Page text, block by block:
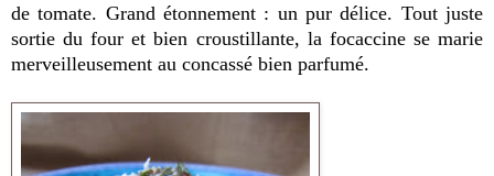
de tomate. Grand étonnement : un pur délice. Tout juste
sortie du four et bien croustillante, la focaccine se marie
merveilleusement au concassé bien parfumé.